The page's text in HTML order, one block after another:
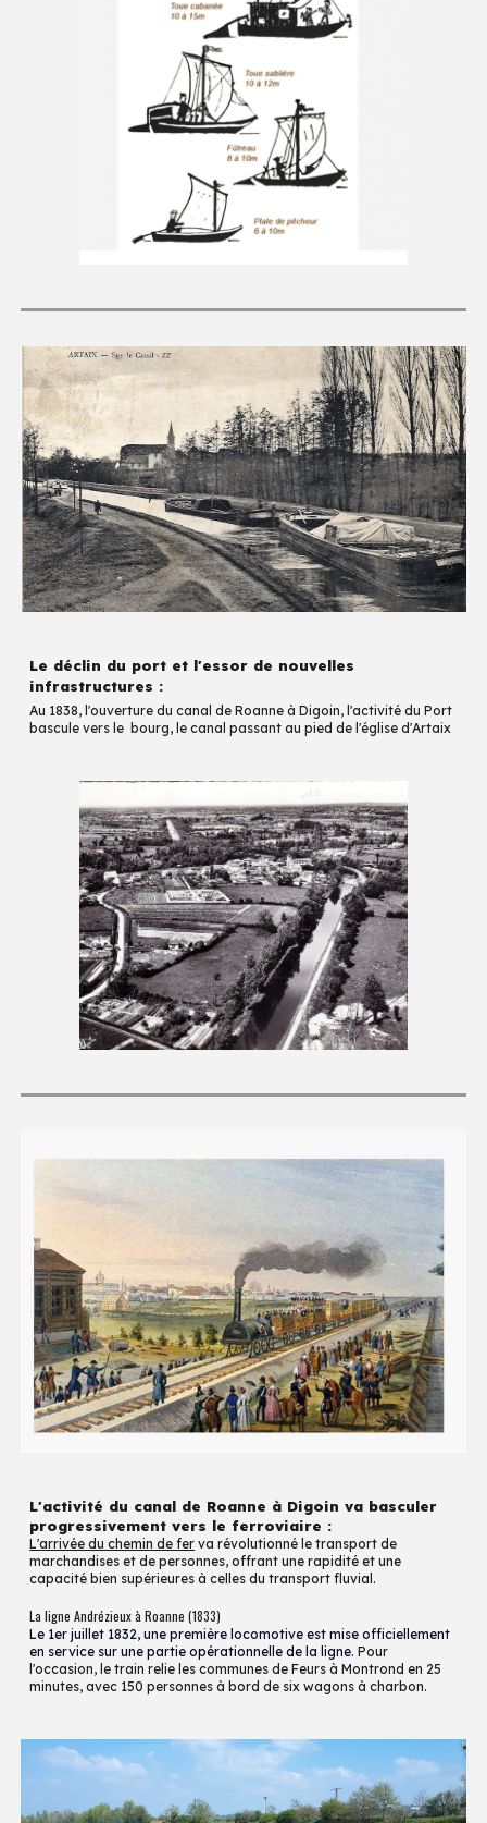
Le déclin du port et l'essor de nouvelles
infrastructures :
Au 1838, l'ouverturedu canal de Roanne à Digoin, l'activité du Port
basculevers le bourg, le canal passant au pied de l'église d'Artaix
L'activité du canal de Roanne à Digoin va basculer
progressivement vers le ferroviaire :
L'arrivée du chemin de fer va révolutionné le transport de
marchandises et de personnes, offrant une rapidité et une
capacité bien supérieures à celles du transport fluvial.
La ligne Andrézieux à Roanne (1833)
Le 1er juillet 1832, une première locomotive est mise officiellement
en service sur une partie opérationnelle de la ligne. Pour
l'occasion, le train relie les communes de Feurs à Montrond en 25
minutes, avec 150 personnes à bord de six wagons à charbon.